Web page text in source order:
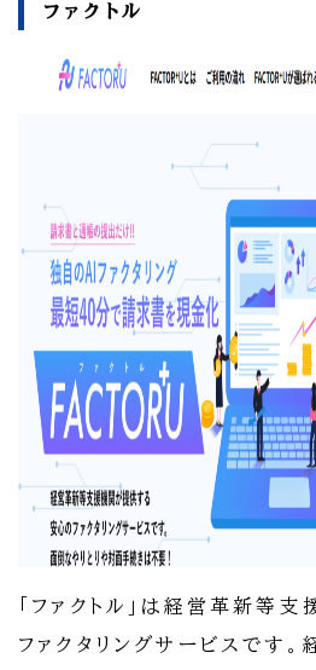
ファクトル
「ファクトル」は経営革新等
ファクタリングサービスです